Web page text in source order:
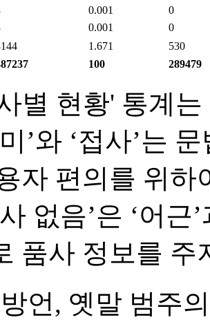
0.001
0
0.001
0
1.671
530
100 289479
별 현황' 통계
’와 ‘접사’는
자 편의를 위
없음’은 ‘어
품사 정보를 주
언, 옛말 범주